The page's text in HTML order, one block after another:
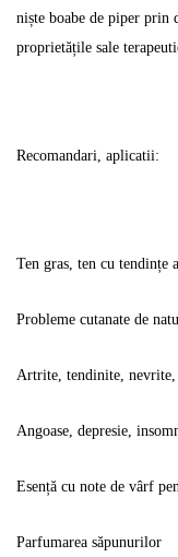
niște boabe de piper prin
proprietățile sale
Recomandari, aplicatii:
Ten gras, ten cu tendințe
Probleme cutanate de
Artrite, tendinite, nevrite,
Angoase, depresie,
Esență cu note de vârf
Parfumarea săpunurilor